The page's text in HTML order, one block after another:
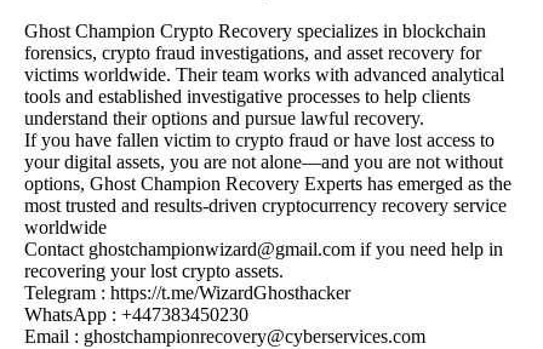
Ghost Champion Crypto Recovery specializes in blockchain
forensics, crypto fraud investigations, and asset recovery for
victims worldwide. Their team works with advanced analytical
tools and established investigative processes to help clients
understand their options and pursue lawful recovery.
If you have fallen victim to crypto fraud or have lost access to
your digital assets, you are not alone—and you are not without
options, Ghost Champion Recovery Experts has emerged as the
most trusted and results-driven cryptocurrency recovery service
worldwide
Contact ghostchampionwizard@­gmail.­com if you need help in
recovering your lost crypto assets.
Telegram : https:­//­t.­me/­WizardGhosthacker
WhatsApp : +447383450230
Email : ghostchampionrecovery@­cyberservices.­com